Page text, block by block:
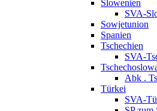
Slowenien
SVA-
Sowjetunion
Spanien
Tschechien
SVA-
Abk .
Türkei
SVA-